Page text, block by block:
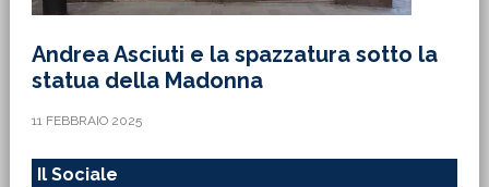
Andrea Asciuti e la spazzatura sotto la
statua della Madonna
11 FEBBRAIO 2025
Il Sociale